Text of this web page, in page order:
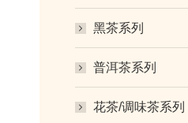
黑茶系列
普洱茶系列
花茶/调味茶系列